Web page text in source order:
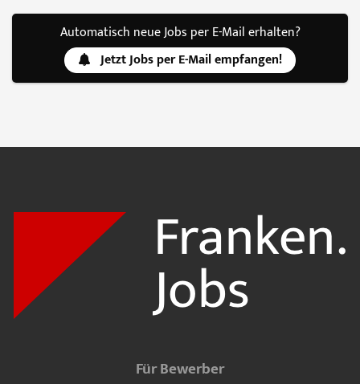
Automatisch neue Jobs per E-Mail erhalten?
Jetzt Jobs per E-Mail empfangen!
Für Bewerber